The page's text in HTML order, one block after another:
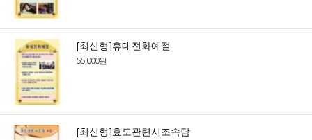
[최신형]휴대전화예절
55,000원
[최신형]효도관련시조속담